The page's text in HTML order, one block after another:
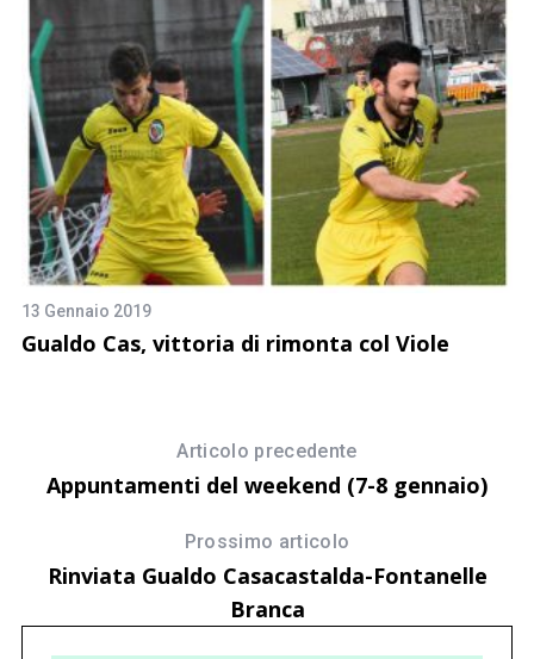
13 Gennaio 2019
Gualdo Cas, vittoria di rimonta col Viole
Articolo precedente
Appuntamenti del weekend (7-8 gennaio)
Prossimo articolo
Rinviata Gualdo Casacastalda-Fontanelle
Branca